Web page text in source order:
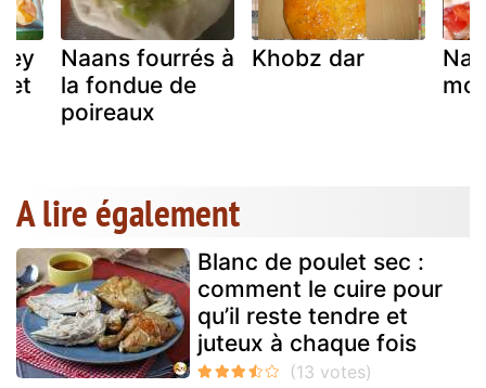
et
Naans fourrés à
la fondue de
poireaux
Khobz dar
A lire également
Blanc de poulet sec :
comment le cuire pour
qu’il reste tendre et
juteux à chaque fois